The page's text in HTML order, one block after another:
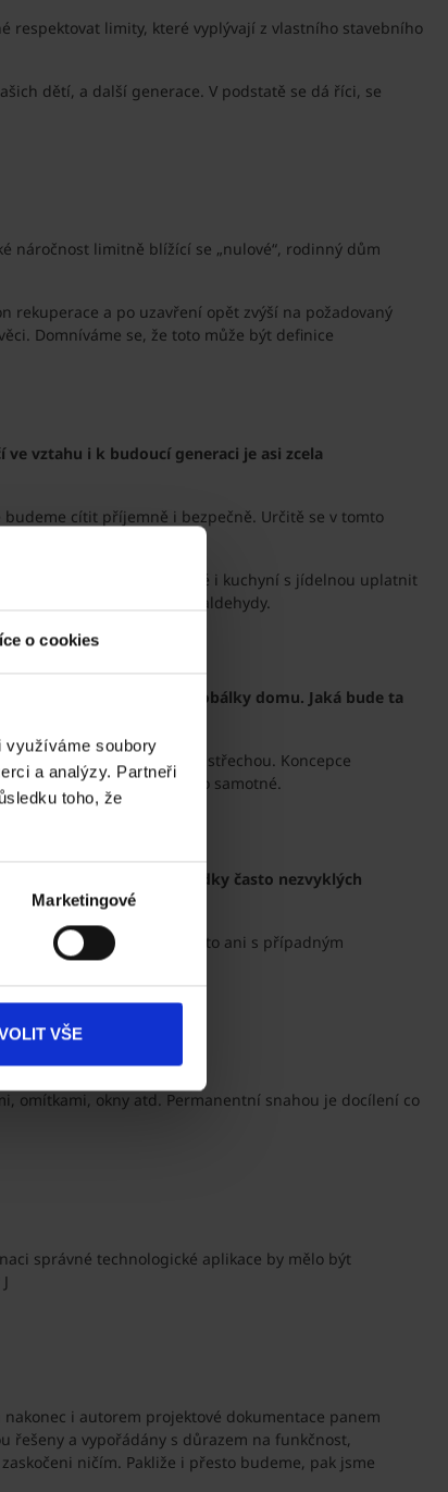
o cookies
využíváme soubory
a analýzy. Partneři
toho, že
Marketingové
VŠE
respektovat limity, které vyplývají z vlastního stavebního
dětí, a další generace. V podstatě se dá říci, se
náročnost limitně blížící se „nulové“, rodinný dům
rekuperace a po uzavření opět zvýší na požadovaný
Domníváme se, že toto může být definice
vztahu i k budoucí generaci je asi zcela
cítit příjemně i bezpečně. Určitě se v tomto
v obývacím pokoji a patrně i kuchyní s jídelnou uplatnit
uvolňující se formaldehydy.
nadčasový vzhled celé obálky domu. Jaká bude ta
je plochá se zelenou střechou. Koncepce
stejně dlouhé, jako zdivo samotné.
je vrtkavé a jsme svědky často nezvyklých
žádný problém, a to ani s případným
omítkami, okny atd. Permanentní snahou je docílení co
správné technologické aplikace by mělo být
i autorem projektové dokumentace panem
řešeny a vypořádány s důrazem na funkčnost,
ničím. Pakliže i přesto budeme, pak jsme